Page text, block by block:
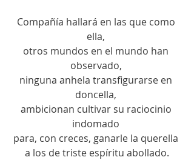
Compañía hallará en las que como
ella,
otros mundos en el mundo han
observado,
ninguna anhela transfigurarse en
doncella,
ambicionan cultivar su raciocinio
indomado
para, con creces, ganarle la querella
a los de triste espíritu abollado.